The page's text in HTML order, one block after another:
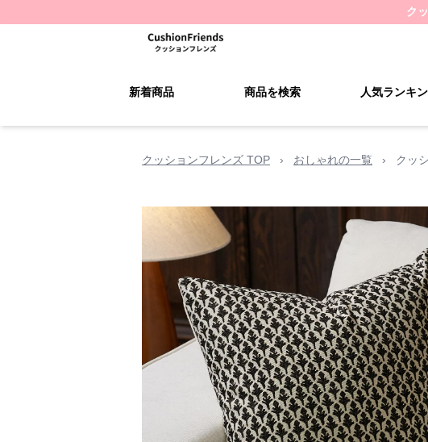
ク
新着商品 商品を検索 人気ランキ
クッションフレンズ TOP › おしゃれの一覧 › クッ